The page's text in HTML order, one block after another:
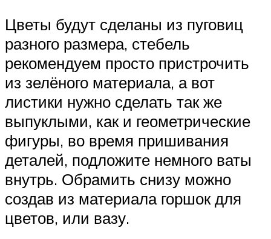
Цветы будут сделаны из пуговиц
разного размера, стебель
рекомендуем просто пристрочить
из зелёного материала, а вот
листики нужно сделать так же
выпуклыми, как и геометрические
фигуры, во время пришивания
деталей, подложите немного ваты
внутрь. Обрамить снизу можно
создав из материала горшок для
цветов, или вазу.